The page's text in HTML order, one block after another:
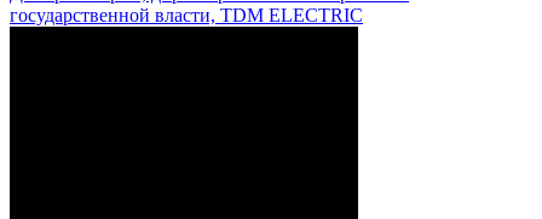
государственной власти, TDM ELECTRIC